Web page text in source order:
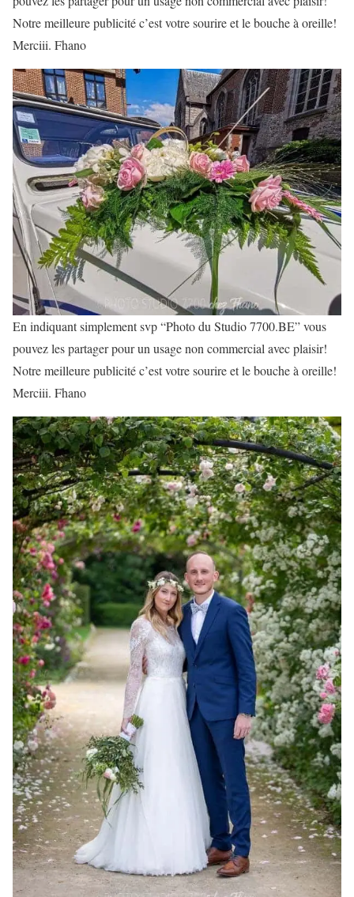
Notre meilleure publicité c’est votre sourire et le bouche à oreille!
Merciii. Fhano
En indiquant simplement svp “Photo du Studio 7700.BE” vous
pouvez les partager pour un usage non commercial avec plaisir!
Notre meilleure publicité c’est votre sourire et le bouche à oreille!
Merciii. Fhano